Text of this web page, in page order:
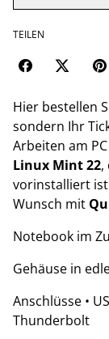
TEILEN
Hier bestellen
sondern Ihr
Arbeiten am
Linux Mint 22,
vorinstalliert
Wunsch mit
Notebook im
Gehäuse in
Anschlüsse •
Thunderbolt